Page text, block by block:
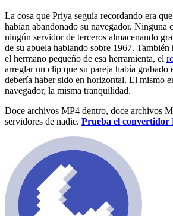
La cosa que Priya seguía recordando era
habían abandonado su navegador. Ninguna
ningún servidor de terceros almacenando
de su abuela hablando sobre 1967.
el hermano pequeño de esa herramienta, el
arreglar un clip que su pareja había grabado
debería haber sido en horizontal. El mismo
navegador, la misma tranquilidad.
Doce archivos MP4 dentro, doce archivos
servidores de nadie. Prueba el